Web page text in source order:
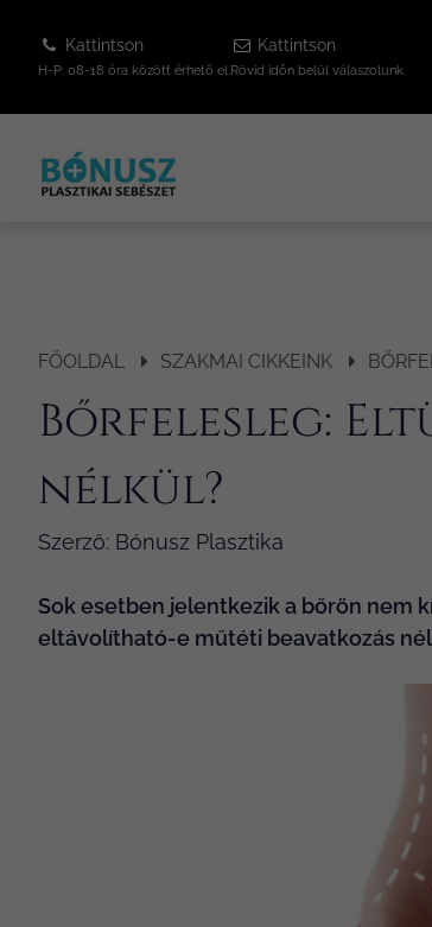
Kattintson
H-P: 08-18 óra között érhető el.
Kattintson
Rövid időn belül válaszolunk.
FŐOLDAL SZAKMAI CIKKEINK
Bőrfelesleg:
nélkül?
Szerző: Bónusz Plasztika
Sok esetben jelentkezik a bőrön nem
eltávolítható-e műtéti beavatkozás